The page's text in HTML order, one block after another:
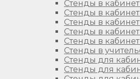
Стенды в
Стенды в
Стенды в
Стенды в
Стенды в
Стенды в
Стенды для
Стенды для